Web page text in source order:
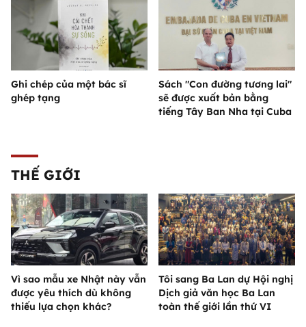
Ghi chép của một bác sĩ
ghép tạng
Sách "Con đường tương lai"
sẽ được xuất bản bằng
tiếng Tây Ban Nha tại Cuba
THẾ GIỚI
Vì sao mẫu xe Nhật này vẫn
được yêu thích dù không
thiếu lựa chọn khác?
Tôi sang Ba Lan dự Hội nghị
Dịch giả văn học Ba Lan
toàn thế giới lần thứ VI